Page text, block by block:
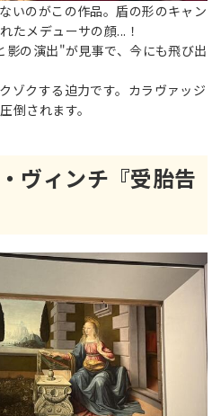
いのがこの作品。盾の形のキャン
たメデューサの顔...！
の演出"が見事で、今にも飛び出
ゾクする迫力です。カラヴァッジ
倒されます。
ヴィンチ『受胎告